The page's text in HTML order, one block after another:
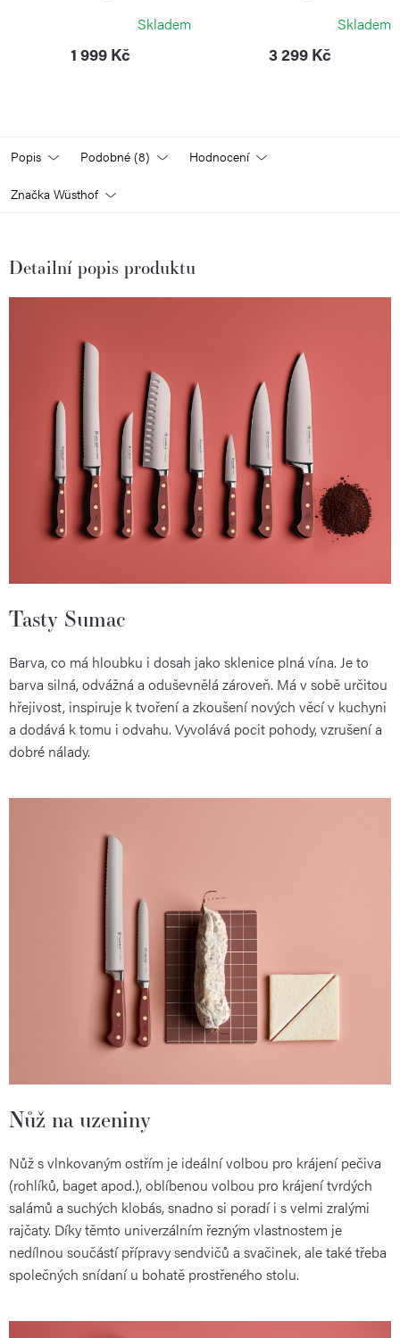
Skladem
1 999 Kč
Skladem
3 299 Kč
Popis Podobné (8) Hodnocení
Značka Wüsthof
Detailní popis produktu
Tasty Sumac
Barva, co má hloubku i dosah jako sklenice plná vína. Je to
barva silná, odvážná a oduševnělá zároveň. Má v sobě určitou
hřejivost, inspiruje k tvoření a zkoušení nových věcí v kuchyni
a dodává k tomu i odvahu. Vyvolává pocit pohody, vzrušení a
dobré nálady.
Nůž na uzeniny
Nůž s vlnkovaným ostřím je ideální volbou pro krájení pečiva
(rohlíků, baget apod.), oblíbenou volbou pro krájení tvrdých
salámů a suchých klobás, snadno si poradí i s velmi zralými
rajčaty. Díky těmto univerzálním řezným vlastnostem je
nedílnou součástí přípravy sendvičů a svačinek, ale také třeba
společných snídaní u bohatě prostřeného stolu.